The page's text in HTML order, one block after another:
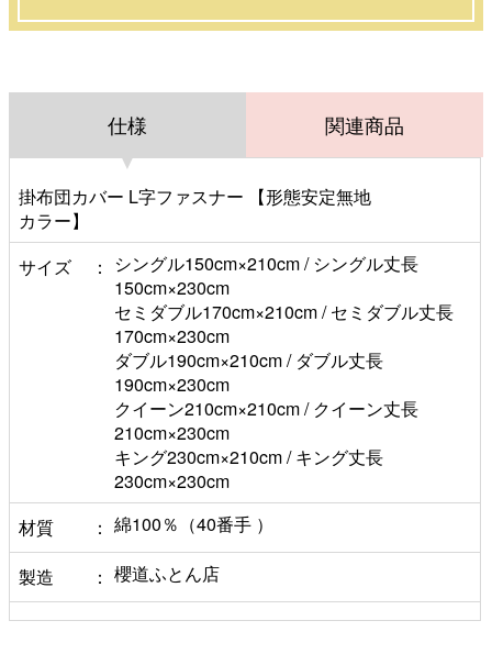
仕様 関連商品
掛布団カバー L字ファスナー 【形態安定無地
カラー】
サイズ
シングル150cm×210cm / シングル丈長
150cm×230cm
セミダブル170cm×210cm / セミダブル丈長
170cm×230cm
ダブル190cm×210cm / ダブル丈長
190cm×230cm
クイーン210cm×210cm / クイーン丈長
210cm×230cm
キング230cm×210cm / キング丈長
230cm×230cm
材質
綿100％（40番手 ）
製造 櫻道ふとん店